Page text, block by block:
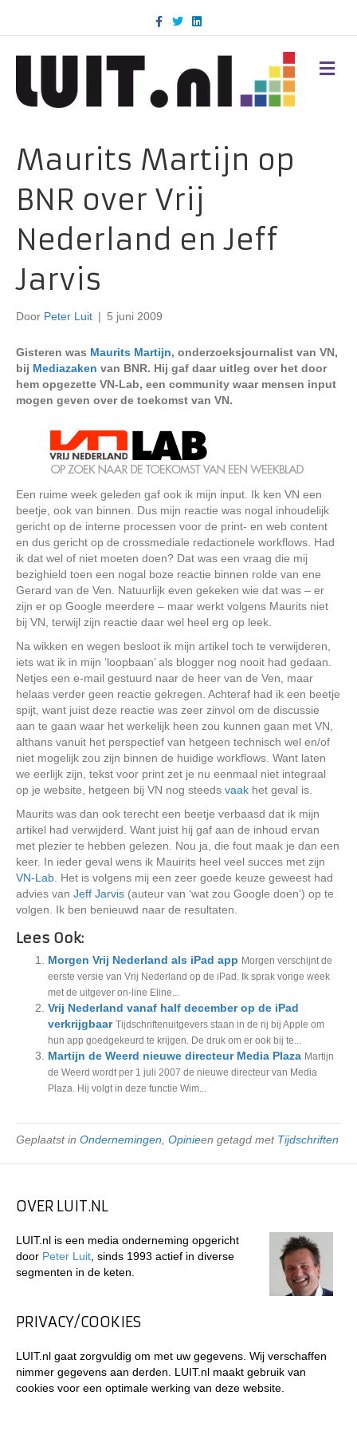
c
k
T
w
i
n
d
M
E
Maurits Martijn op
BNR over Vrij
Nederland en Jeff
Jarvis
Door Peter Luit | 5 juni 2009
Gisteren was Maurits Martijn, onderzoeksjournalist van VN,
bij Mediazaken van BNR. Hij gaf daar uitleg over het door
hem opgezette VN-Lab, een community waar mensen input
mogen geven over de toekomst van VN.
Een ruime week geleden gaf ook ik mijn input. Ik ken VN een
beetje, ook van binnen. Dus mijn reactie was nogal inhoudelijk
gericht op de interne processen voor de print- en web content
en dus gericht op de crossmediale redactionele workflows. Had
ik dat wel of niet moeten doen? Dat was een vraag die mij
bezighield toen een nogal boze reactie binnen rolde van ene
Gerard van de Ven. Natuurlijk even gekeken wie dat was – er
zijn er op Google meerdere – maar werkt volgens Maurits niet
bij VN, terwijl zijn reactie daar wel heel erg op leek.
Na wikken en wegen besloot ik mijn artikel toch te verwijderen,
iets wat ik in mijn ‘loopbaan’ als blogger nog nooit had gedaan.
Netjes een e-mail gestuurd naar de heer van de Ven, maar
helaas verder geen reactie gekregen. Achteraf had ik een beetje
spijt, want juist deze reactie was zeer zinvol om de discussie
aan te gaan waar het werkelijk heen zou kunnen gaan met VN,
althans vanuit het perspectief van hetgeen technisch wel en/of
niet mogelijk zou zijn binnen de huidige workflows. Want laten
we eerlijk zijn, tekst voor print zet je nu eenmaal niet integraal
op je website, hetgeen bij VN nog steeds vaak het geval is.
Maurits was dan ook terecht een beetje verbaasd dat ik mijn
artikel had verwijderd. Want juist hij gaf aan de inhoud ervan
met plezier te hebben gelezen. Nou ja, die fout maak je dan een
keer. In ieder geval wens ik Mauirits heel veel succes met zijn
VN-Lab . Het is volgens mij een zeer goede keuze geweest had
advies van Jeff Jarvis (auteur van ‘wat zou Google doen’) op te
volgen. Ik ben benieuwd naar de resultaten.
Lees Ook:
Morgen Vrij Nederland als iPad app Morgen verschijnt de
eerste versie van Vrij Nederland op de iPad. Ik sprak vorige week
met de uitgever on-line Eline...
Vrij Nederland vanaf half december op de iPad
verkrijgbaar Tijdschriftenuitgevers staan in de rij bij Apple om
hun app goedgekeurd te krijgen. De druk om er ook bij te...
Martijn de Weerd nieuwe directeur Media Plaza Martijn
de Weerd wordt per 1 juli 2007 de nieuwe directeur van Media
Plaza. Hij volgt in deze functie Wim...
Geplaatst in Ondernemingen Opinieen getagd met Tijdschriften
OVER LUIT.NL
LUIT.nl is een media onderneming opgericht
door Peter Luit , sinds 1993 actief in diverse
segmenten in de keten.
PRIVACY/COOKIES
LUIT.nl gaat zorgvuldig om met uw gegevens. Wij verschaffen
nimmer gegevens aan derden. LUIT.nl maakt gebruik van
cookies voor een optimale werking van deze website.